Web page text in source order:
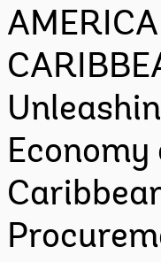
Economy